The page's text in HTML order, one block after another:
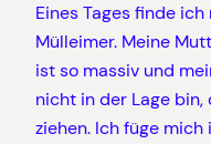
Eines Tages finde
Mülleimer. Meine
ist so massiv und
nicht in der Lage bin,
ziehen. Ich füge